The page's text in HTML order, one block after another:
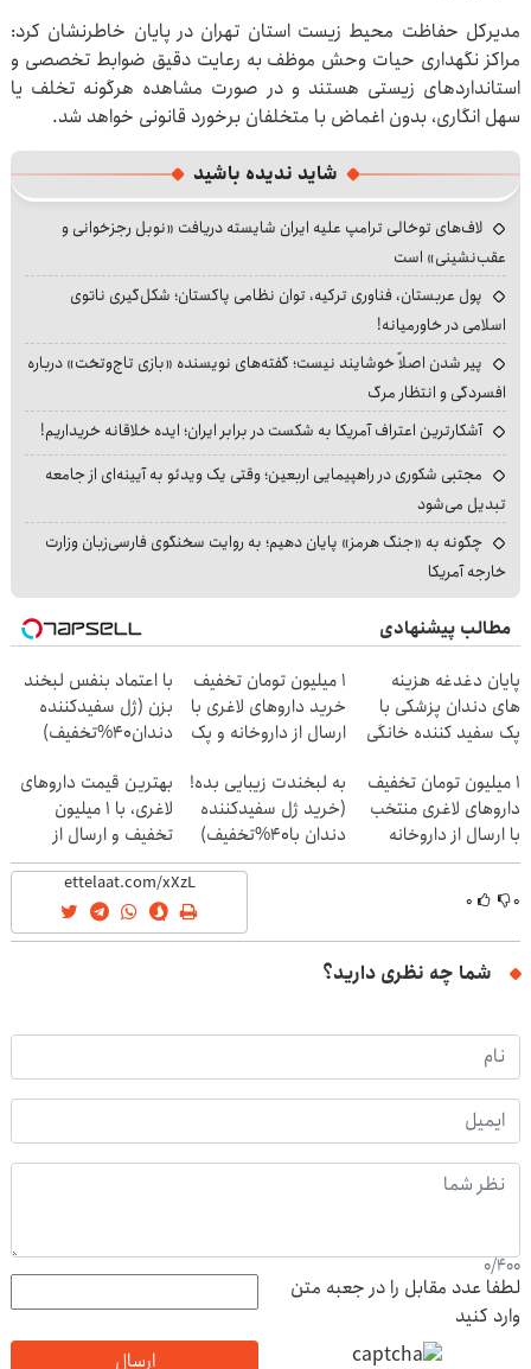
مدیرکل حفاظت محیط زیست استان تهران در پایان خاطرنشان کرد:
مراکز نگهداری حیات وحش موظف به رعایت دقیق ضوابط تخصصی و
استانداردهای زیستی هستند و در صورت مشاهده هرگونه تخلف یا
سهل انگاری، بدون اغماض با متخلفان برخورد قانونی خواهد شد.
شاید ندیده باشید
لاف‌های توخالی ترامپ علیه ایران شایسته دریافت «نوبل رجزخوانی و
عقب‌نشینی» است
پول عربستان، فناوری ترکیه، توان نظامی پاکستان؛ شکل‌گیری ناتوی
اسلامی در خاورمیانه!
پیر شدن اصلاً خوشایند نیست؛ گفته‌های نویسنده «بازی تاج‌وتخت» درباره
افسردگی و انتظار مرگ
آشکارترین اعتراف آمریکا به شکست در برابر ایران؛ ایده خلاقانه خریداریم!
مجتبی شکوری در راهپیمایی اربعین؛ وقتی یک ویدئو به آیینه‌ای از جامعه
تبدیل می‌شود
چگونه به «جنگ هرمز» پایان دهیم؛ به روایت سخنگوی فارسی‌زبان وزارت
خارجه آمریکا
مطالب پیشنهادی
پایان دغدغه هزینه
های دندان پزشکی با
پک سفید کننده خانگی
1 میلیون تومان تخفیف
خرید داروهای لاغری با
ارسال از داروخانه و پک
با اعتماد بنفس لبخند
بزن (ژل سفیدکننده
دندان40%تخفیف)
۱ میلیون تومان تخفیف
داروهای لاغری منتخب
با ارسال از داروخانه
نزدیکت
به لبخندت زیبایی بده!
(خرید ژل سفیدکننده
دندان با40%تخفیف)
بهترین قیمت داروهای
لاغری، با ۱ میلیون
تخفیف و ارسال از
داروخانه‌
۰ ۰
شما چه نظری دارید؟
0/400
لطفا عدد مقابل را در جعبه متن
وارد کنید
ارسال